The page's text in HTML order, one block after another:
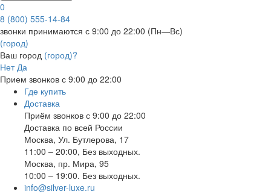
0
8 (800) 555-14-84
звонки принимаются с 9:00 до 22:00 (Пн—Вс)
(город)
Ваш город (город)?
Нет Да
Прием звонков с 9:00 до 22:00
Где купить
Доставка
Приём звонков с 9:00 до 22:00
Доставка по всей России
Москва, Ул. Бутлерова, 17
11:00 – 20:00, Без выходных.
Москва, пр. Мира, 95
10:00 – 19:00. Без выходных.
info@silver-luxe.ru